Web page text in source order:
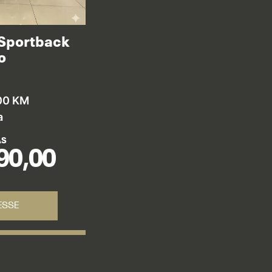
KM